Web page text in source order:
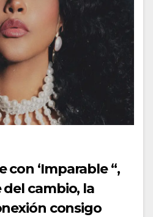
con ‘Imparable “,
del cambio, la
consigo